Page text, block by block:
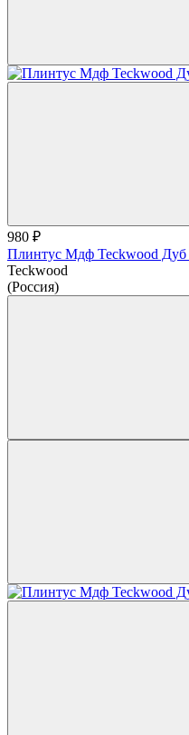
980 ₽
Плинтус Мдф Teckwood Дуб
Teckwood
(Россия)